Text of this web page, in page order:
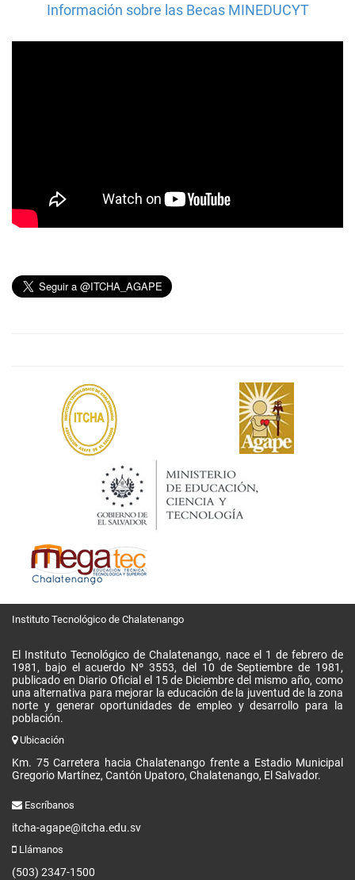
Información sobre las Becas MINEDUCYT
Instituto Tecnológico de Chalatenango
El Instituto Tecnológico de Chalatenango, nace el 1 de febrero de
1981, bajo el acuerdo Nº 3553, del 10 de Septiembre de 1981,
publicado en Diario Oficial el 15 de Diciembre del mismo año, como
una alternativa para mejorar la educación de la juventud de la zona
norte y generar oportunidades de empleo y desarrollo para la
población.
Ubicación
Km. 75 Carretera hacia Chalatenango frente a Estadio Municipal
Gregorio Martínez, Cantón Upatoro, Chalatenango, El Salvador.
Escríbanos
itcha-agape@itcha.edu.sv
Llámanos
(503) 2347-1500